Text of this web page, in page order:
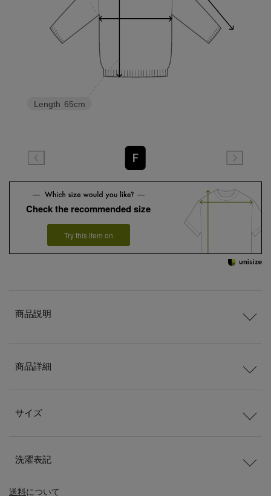
Length 65cm
F
Check the recommended size
Try this item on
送料について
商品説明
商品詳細
サイズ
洗濯表記